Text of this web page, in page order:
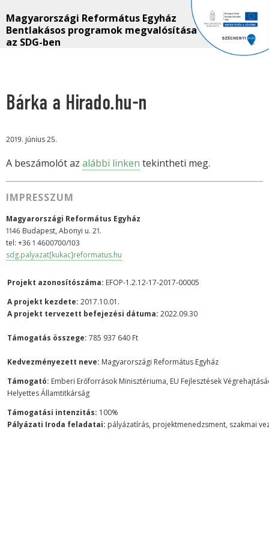
Magyarországi Református Egyház
Bentlakásos programok megvalósítása
az SDG-ben
Bárka a Hirado.hu-n
2019. június 25.
A beszámolót az alábbi linken tekintheti meg.
IMPRESSZUM
Magyarországi Református Egyház
1146 Budapest, Abonyi u. 21.
tel: +36 1 4600700/103
sdg.palyazat[kukac]reformatus.hu
Projekt azonosítószáma: EFOP-1.2.12-17-2017-00005
A projekt kezdete: 2017.10.01.
A projekt tervezett befejezési dátuma: 2022.09.30
Támogatás összege: 785 937 640 Ft
Kedvezményezett neve: Magyarországi Református Egyház
Támogató: Emberi Erőforrások Minisztériuma, EU Fejlesztések
Helyettes Államtitkárság
Támogatási intenzitás: 100%
Pályázati Iroda feladatai: pályázatírás, projektmenedzsment, szakmai